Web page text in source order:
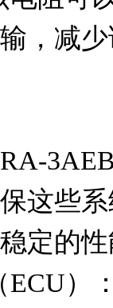
，减
这些
定的